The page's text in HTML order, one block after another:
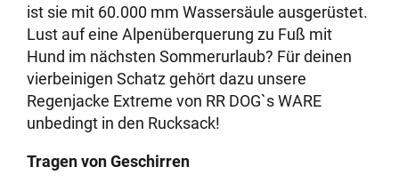
ist sie mit 60.000 mm Wassersäule ausgerüstet.
Lust auf eine Alpenüberquerung zu Fuß mit
Hund im nächsten Sommerurlaub? Für deinen
vierbeinigen Schatz gehört dazu unsere
Regenjacke Extreme von RR DOG`s WARE
unbedingt in den Rucksack!
Tragen von Geschirren